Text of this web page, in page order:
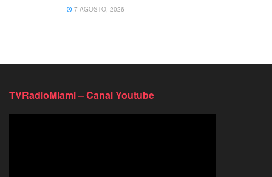
7 AGOSTO, 2026
TVRadioMiami – Canal Youtube